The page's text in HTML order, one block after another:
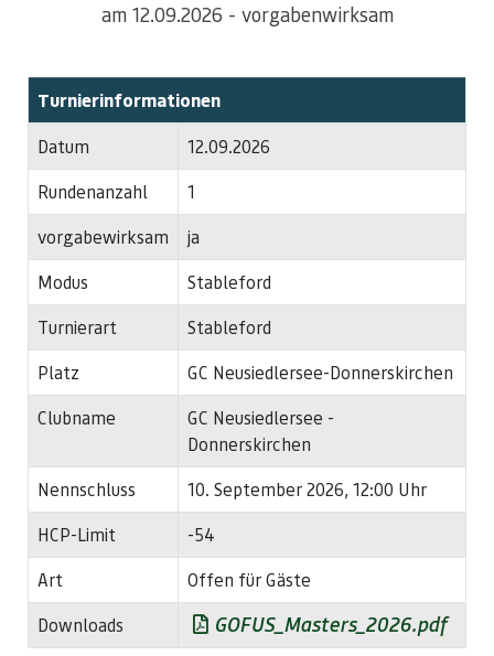
am 12.09.2026 - vorgabenwirksam
Turnierinformationen
Datum
12.09.2026
Rundenanzahl
1
vorgabewirksam
ja
Modus
Stableford
Turnierart
Stableford
Platz
GC Neusiedlersee-Donnerskirchen
Clubname
GC Neusiedlersee -
Donnerskirchen
Nennschluss
10. September 2026, 12:00 Uhr
HCP-Limit
-54
Art
Offen für Gäste
Downloads
GOFUS_Masters_2026.pdf